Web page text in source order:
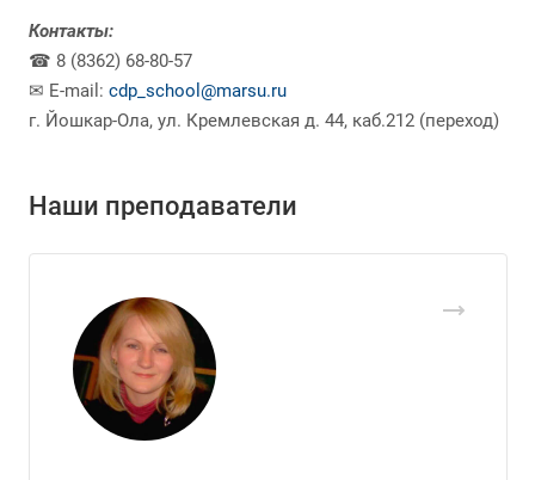
Контакты:
☎ 8 (8362) 68-80-57
✉ E-mail: cdp_school@marsu.ru
г. Йошкар-Ола, ул. Кремлевская д. 44, каб.212 (переход)
Наши преподаватели